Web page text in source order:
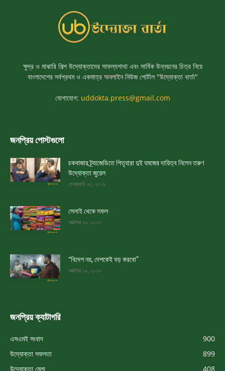
ক্ষুদ্র ও মাঝারি শিল্প উদ্যোক্তাদের সাফল্যগাথা এবং সার্বিক উন্নয়নের চিত্র নিয়ে
বাংলাদেশের সর্বপ্রথম ও একমাত্র অনলাইন নিউজ পোর্টাল "উদ্যোক্তা বার্তা"
যোগাযোগ: uddokta.press@gmail.com
জনপ্রিয় পোস্টগুলো
চকবাজার ট্র্যাজেডিতে পিতৃহারা দুই যমজের দায়িত্ব নিলেন তরুণ
উদ্যোক্তা জুয়েল
ফেব্রুয়ারি ২৩, ২০১৯
সেলাই থেকে সফল
অক্টোবর ২৯, ২০১৮
“বিদেশ নয়, দেশকেই বড় করবো”
অক্টোবর ১৯, ২০১৮
জনপ্রিয় ক্যাটাগরি
এসএমই সংবাদ
900
উদ্যোক্তা সফলতা
899
উদ্যোক্তা মেলা
408